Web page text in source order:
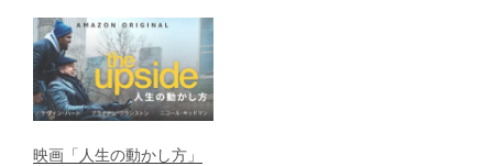
映画「人生の動かし方」